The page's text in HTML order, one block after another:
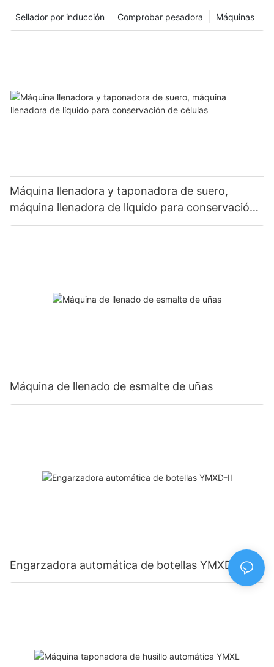
Máquinas
Comprobar pesadora
Sellador por inducción
Máquina llenadora y taponadora de suero,
máquina llenadora de líquido para conservación
de células
Máquina de llenado de esmalte de uñas
Engarzadora automática de botellas YMXD-II